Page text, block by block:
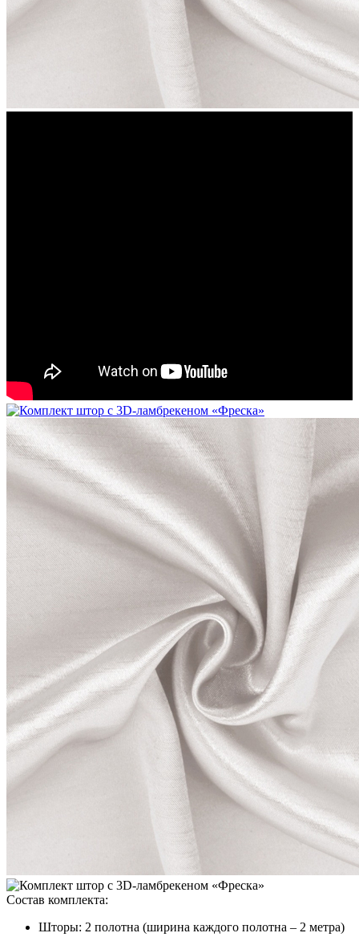
Состав комплекта:
Шторы: 2 полотна (ширина каждого полотна – 2 метра)